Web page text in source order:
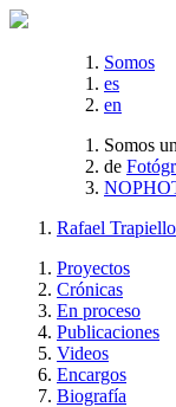
Somos
es
en
Somos un
de
Rafael Trapiello
Proyectos
Crónicas
En proceso
Publicaciones
Videos
Encargos
Biografía